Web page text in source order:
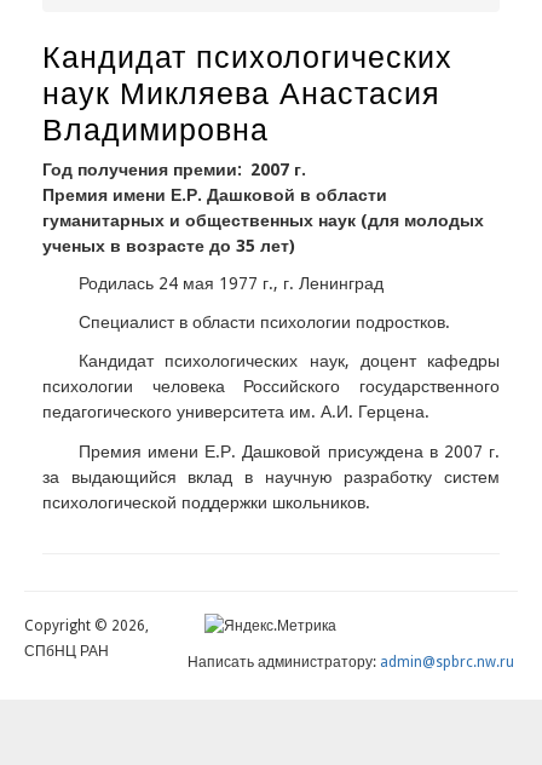
Кандидат психологических
наук Микляева Анастасия
Владимировна
Год получения премии
2007 г.
Премия имени Е.Р. Дашковой в области
гуманитарных и общественных наук (для молодых
ученых в возрасте до 35 лет)
Родилась 24 мая 1977 г., г. Ленинград
Специалист в области психологии подростков.
Кандидат психологических наук, доцент кафедры
психологии человека Российского государственного
педагогического университета им. А.И. Герцена.
Премия имени Е.Р. Дашковой присуждена в 2007 г.
за выдающийся вклад в научную разработку систем
психологической поддержки школьников.
Copyright © 2026,
СПбНЦ РАН
Написать администратору: admin@spbrc.nw.ru